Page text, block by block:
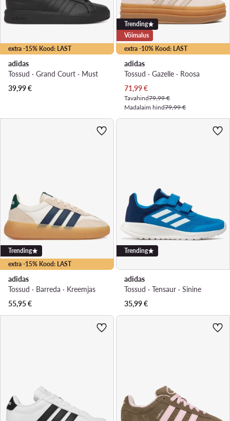
extra -15% Kood: LAST
adidas
Tossud · Grand Court · Must
39,99€
extra -10% Kood: LAST
Trending
Võimalus
adidas
Tossud · Gazelle · Roosa
Praegune hind
71,99€
Tavahind79,99 €
Madalaim hind79,99 €
extra -15% Kood: LAST
Trending
adidas
Tossud · Barreda · Kreemjas
55,95€
Trending
adidas
Tossud · Tensaur · Sinine
35,99€